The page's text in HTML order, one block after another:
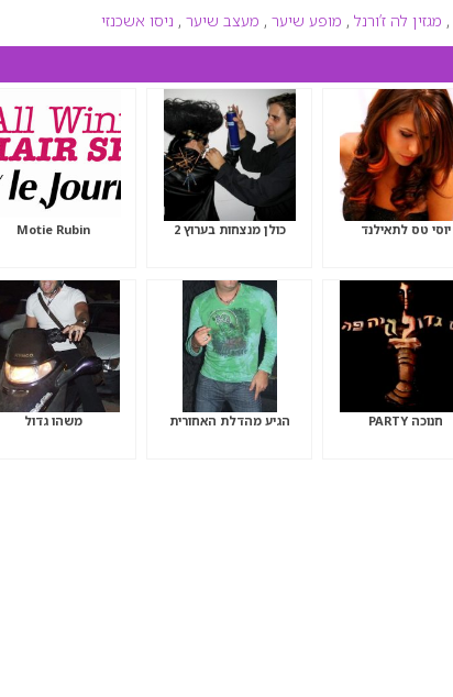
, מגזין לה ז’ורנל , מופע שיער , מעצב שיער , ניסו אשכנזי
יוסי טס לתאילנד כולן מנצחות בערוץ 2 Motie Rubin
חנוכה PARTY הגיע מהדלת האחורית משהו גדול